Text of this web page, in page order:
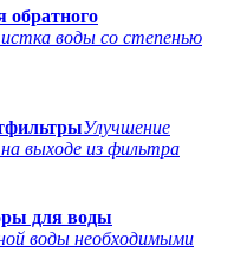
воды со степенью
Улучшение
выходе из фильтра
для воды
воды необходимыми